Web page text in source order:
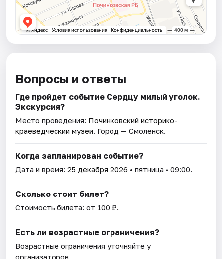
Вопросы и ответы
Где пройдет событие Сердцу милый уголок.
Экскурсия?
Место проведения: Починковский историко-
краеведческий музей. Город — Смоленск.
Когда запланирован событие?
Дата и время:25 декабря 2026 • пятница • 09:00.
Сколько стоит билет?
Стоимость билета: от 100 ₽.
Есть ли возрастные ограничения?
Возрастные ограничения уточняйте у
организаторов.